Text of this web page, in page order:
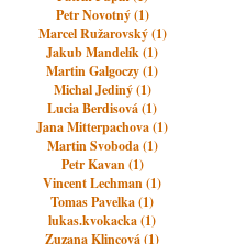
Petr Novotný (1)
Marcel Ružarovský (1)
Jakub Mandelík (1)
Martin Galgoczy (1)
Michal Jediný (1)
Lucia Berdisová (1)
Jana Mitterpachova (1)
Martin Svoboda (1)
Petr Kavan (1)
Vincent Lechman (1)
Tomas Pavelka (1)
lukas.kvokacka (1)
Zuzana Klincová (1)